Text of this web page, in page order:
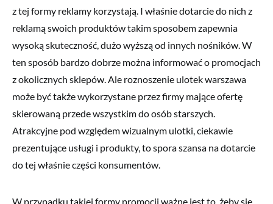
z tej formy reklamy korzystają. I właśnie dotarcie do nich z
reklamą swoich produktów takim sposobem zapewnia
wysoką skuteczność, dużo wyższą od innych nośników. W
ten sposób bardzo dobrze można informować o promocjach
z okolicznych sklepów. Ale roznoszenie ulotek warszawa
może być także wykorzystane przez firmy mające ofertę
skierowaną przede wszystkim do osób starszych.
Atrakcyjne pod względem wizualnym ulotki, ciekawie
prezentujące usługi i produkty, to spora szansa na dotarcie
do tej właśnie części konsumentów.
W przypadku takiej formy promocji ważne jest to, żeby się